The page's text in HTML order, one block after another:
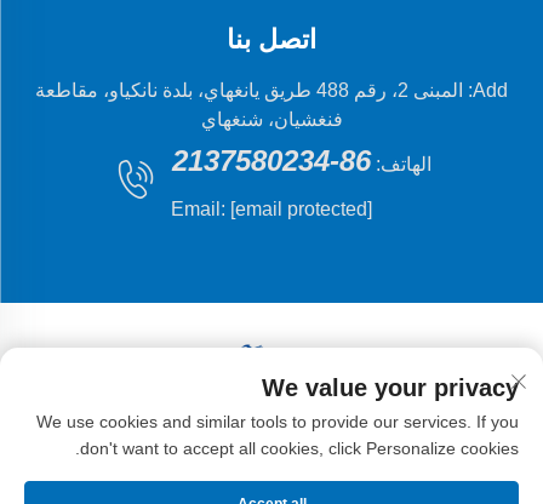
اتصل بنا
Add: المبنى 2، رقم 488 طريق يانغهاي، بلدة نانكياو، مقاطعة
فنغشيان، شنغهاي
الهاتف: 86-2137580234
Email: [email protected]
حقوق النشر © 2024 شركة شنغهاي فلينغ فيش للتصنيع
الميكانيكي المحدودة.
We value your privacy
We use cookies and similar tools to provide our services. If you
don't want to accept all cookies, click Personalize cookies.